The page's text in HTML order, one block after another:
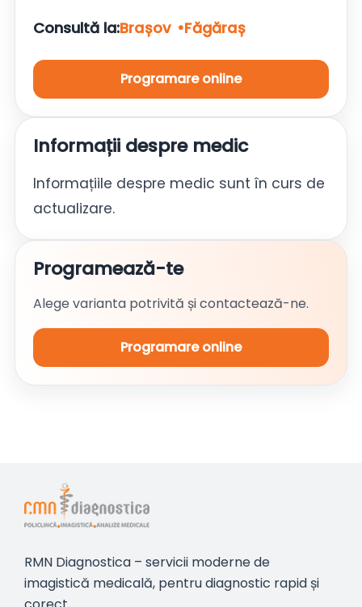
Consultă la:Brașov Făgăraș
Programare online
Informații despre medic
Informațiile despre medic sunt în curs de
actualizare.
Programează-te
Alege varianta potrivită și contactează-ne.
Programare online
RMN Diagnostica – servicii moderne de
imagistică medicală, pentru diagnostic rapid și